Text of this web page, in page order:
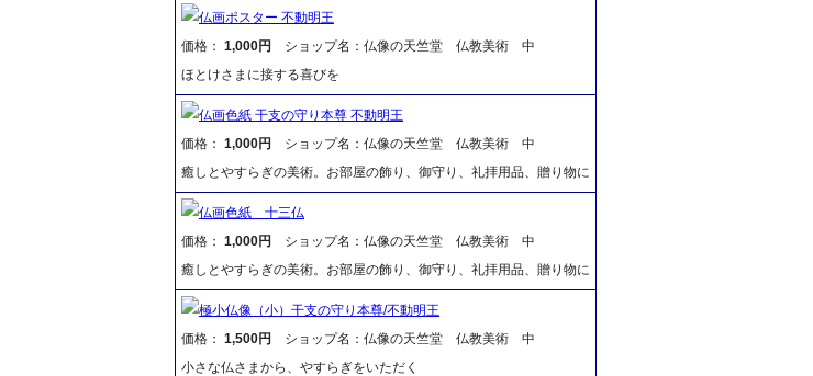
仏画ポスター 不動明王
価格： 1,000円
ショップ名：仏像の天竺堂 仏教美術 中
ほとけさまに接する喜びを
仏画色紙 干支の守り本尊 不動明王
価格： 1,000円
ショップ名：仏像の天竺堂 仏教美術 中
癒しとやすらぎの美術。お部屋の飾り、御守り、礼拝用品、贈り物に
仏画色紙 十三仏
価格： 1,000円
ショップ名：仏像の天竺堂 仏教美術 中
癒しとやすらぎの美術。お部屋の飾り、御守り、礼拝用品、贈り物に
極小仏像（小）干支の守り本尊/不動明王
価格： 1,500円
ショップ名：仏像の天竺堂 仏教美術 中
小さな仏さまから、やすらぎをいただく